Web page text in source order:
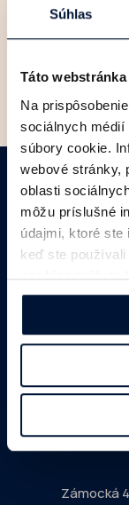
Súhlas
Táto
Na
sociálnych médií
súbory cookie.
webové stránky,
oblasti
môžu príslušné
údajmi, ktoré
keď ste
cookiesmôžete
našej webovej
Zámocká